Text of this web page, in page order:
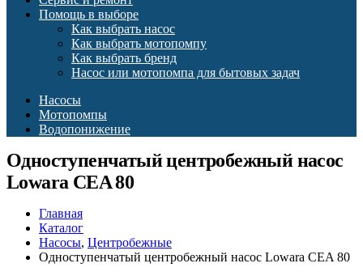
Помощь в выборе
Как выбрать насос
Как выбрать мотопомпу
Как выбрать бренд
Насос или мотопомпа для бытовых задач
Насосы
Мотопомпы
Водопонижение
Одноступенчатый центробежный насос
Lowara CEA 80
Главная
Каталог
Насосы, Центробежные
Одноступенчатый центробежный насос Lowara CEA 80